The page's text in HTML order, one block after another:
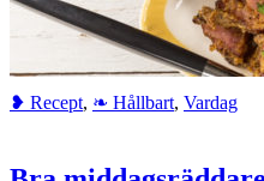
❥ Recept, ❧ Hållbart, Vardag